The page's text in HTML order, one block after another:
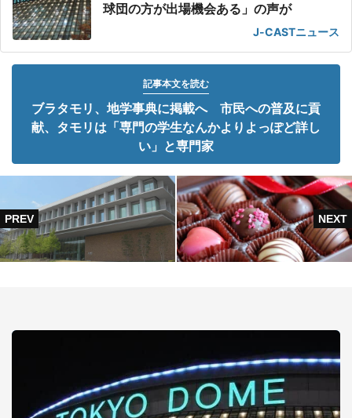
球団の方が出場機会ある」の声が
J-CASTニュース
記事本文を読む
ブラタモリ、地学事典に掲載へ 市民への普及に貢
献、タモリは「専門の学生なんかよりよっぽど詳し
い」と専門家